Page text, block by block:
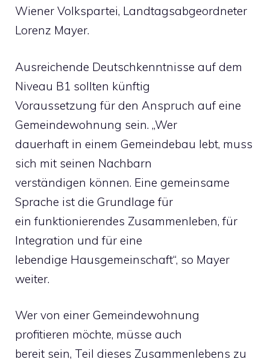
Wiener Volkspartei, Landtagsabgeordneter
Lorenz Mayer.
Ausreichende Deutschkenntnisse auf dem
Niveau B1 sollten künftig
Voraussetzung für den Anspruch auf eine
Gemeindewohnung sein. „Wer
dauerhaft in einem Gemeindebau lebt, muss
sich mit seinen Nachbarn
verständigen können. Eine gemeinsame
Sprache ist die Grundlage für
ein funktionierendes Zusammenleben, für
Integration und für eine
lebendige Hausgemeinschaft“, so Mayer
weiter.
Wer von einer Gemeindewohnung
profitieren möchte, müsse auch
bereit sein, Teil dieses Zusammenlebens zu